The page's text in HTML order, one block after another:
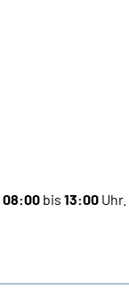
08:00 bis 13:00 Uhr.